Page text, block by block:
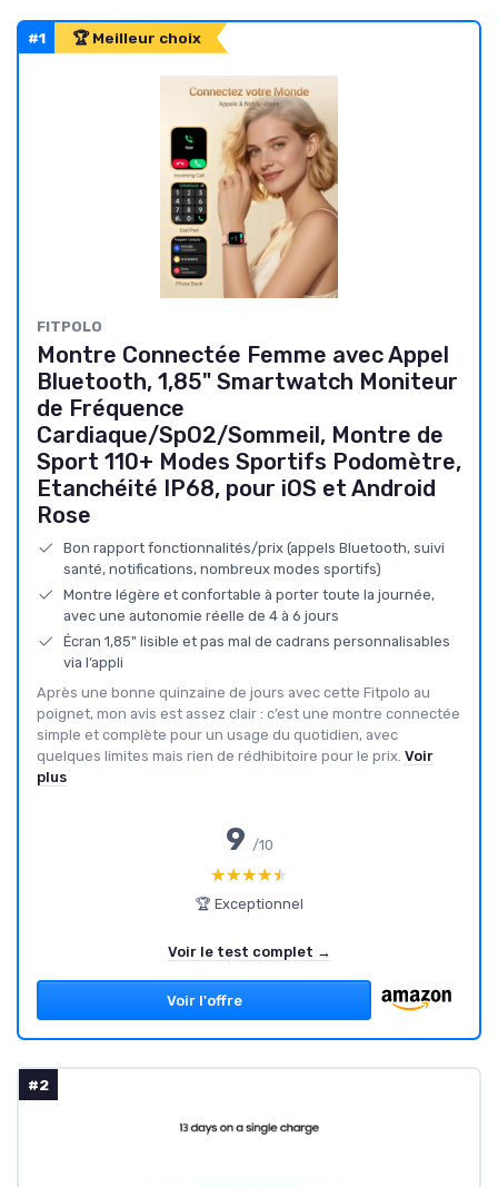
#1 🏆 Meilleur choix
FITPOLO
Montre Connectée Femme avec Appel
Bluetooth, 1,85" Smartwatch Moniteur
de Fréquence
Cardiaque/SpO2/Sommeil, Montre de
Sport 110+ Modes Sportifs Podomètre,
Etanchéité IP68, pour iOS et Android
Rose
Bon rapport fonctionnalités/prix (appels Bluetooth, suivi
santé, notifications, nombreux modes sportifs)
Montre légère et confortable à porter toute la journée,
avec une autonomie réelle de 4 à 6 jours
Écran 1,85" lisible et pas mal de cadrans personnalisables
via l’appli
Après une bonne quinzaine de jours avec cette Fitpolo au
poignet, mon avis est assez clair : c’est une montre connectée
simple et complète pour un usage du quotidien, avec
quelques limites mais rien de rédhibitoire pour le prix. Voir
plus
9 /10
★★★★★
★★★★★
🏆 Exceptionnel
Voir le test complet →
Voir l'offre
#2